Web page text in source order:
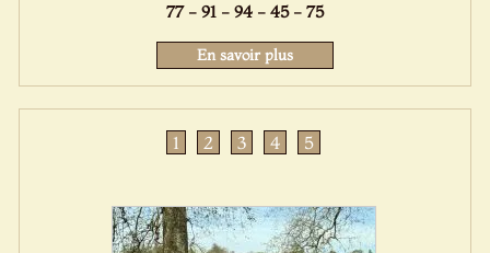
77 - 91 - 94 - 45 - 75
En savoir plus
1 2 3 4 5